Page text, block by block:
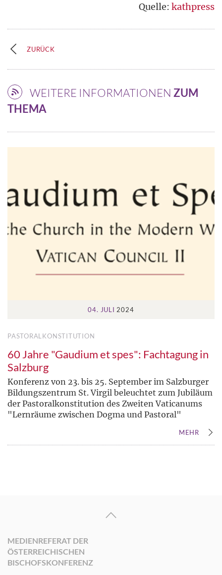
Quelle: kathpress
ZURÜCK
WEITERE INFORMATIONEN ZUM
THEMA
04. JULI 2024
PASTORALKONSTITUTION
60 Jahre "Gaudium et spes": Fachtagung in
Salzburg
Konferenz von 23. bis 25. September im Salzburger
Bildungszentrum St. Virgil beleuchtet zum Jubiläum
der Pastoralkonstitution des Zweiten Vaticanums
"Lernräume zwischen Dogma und Pastoral"
MEHR
MEDIENREFERAT DER
ÖSTERREICHISCHEN
BISCHOFSKONFERENZ